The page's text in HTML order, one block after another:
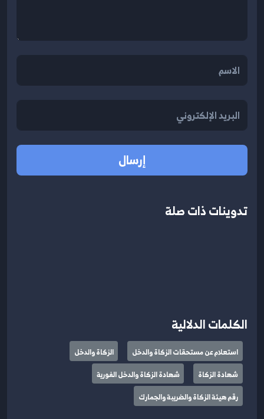
إرسال
تدوينات ذات صلة
الكلمات الدلالية
استعلام عن مستحقات الزكاة والدخل
الزكاة والدخل
شهادة الزكاة
شهادة الزكاة والدخل الفورية
رقم هيئة الزكاة والضريبة والجمارك